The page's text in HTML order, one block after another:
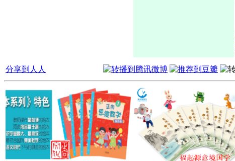
分享到人人